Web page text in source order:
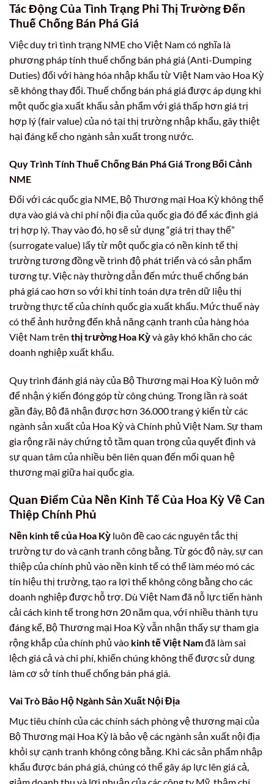
Tác Động Của Tình Trạng Phi Thị Trường Đến
Thuế Chống Bán Phá Giá
Việc duy trì tình trạng NME cho Việt Nam có nghĩa là
phương pháp tính thuế chống bán phá giá (Anti-Dumping
Duties) đối với hàng hóa nhập khẩu từ Việt Nam vào Hoa Kỳ
sẽ không thay đổi. Thuế chống bán phá giá được áp dụng khi
một quốc gia xuất khẩu sản phẩm với giá thấp hơn giá trị
hợp lý (fair value) của nó tại thị trường nhập khẩu, gây thiệt
hại đáng kể cho ngành sản xuất trong nước.
Quy Trình Tính Thuế Chống Bán Phá Giá Trong Bối Cảnh
NME
Đối với các quốc gia NME, Bộ Thương mại Hoa Kỳ không thể
dựa vào giá và chi phí nội địa của quốc gia đó để xác định giá
trị hợp lý. Thay vào đó, họ sẽ sử dụng “giá trị thay thế”
(surrogate value) lấy từ một quốc gia có nền kinh tế thị
trường tương đồng về trình độ phát triển và có sản phẩm
tương tự. Việc này thường dẫn đến mức thuế chống bán
phá giá cao hơn so với khi tính toán dựa trên dữ liệu thị
trường thực tế của chính quốc gia xuất khẩu. Mức thuế này
có thể ảnh hưởng đến khả năng cạnh tranh của hàng hóa
Việt Nam trên thị trường Hoa Kỳvà gây khó khăn cho các
doanh nghiệp xuất khẩu.
Quy trình đánh giá này của Bộ Thương mại Hoa Kỳ luôn mở
để nhận ý kiến đóng góp từ công chúng. Trong lần rà soát
gần đây, Bộ đã nhận được hơn 36.000 trang ý kiến từ các
ngành sản xuất của Hoa Kỳ và Chính phủ Việt Nam. Sự tham
gia rộng rãi này chứng tỏ tầm quan trọng của quyết định và
sự quan tâm của nhiều bên liên quan đến mối quan hệ
thương mại giữa hai quốc gia.
Quan Điểm Của Nền Kinh Tế Của Hoa Kỳ Về Can
Thiệp Chính Phủ
Nền kinh tế của Hoa Kỳ luôn đề cao các nguyên tắc thị
trường tự do và cạnh tranh công bằng. Từ góc độ này, sự can
thiệp của chính phủ vào nền kinh tế có thể làm méo mó các
tín hiệu thị trường, tạo ra lợi thế không công bằng cho các
doanh nghiệp được hỗ trợ. Dù Việt Nam đã nỗ lực tiến hành
cải cách kinh tế trong hơn 20 năm qua, với nhiều thành tựu
đáng kể, Bộ Thương mại Hoa Kỳ vẫn nhận thấy sự tham gia
rộng khắp của chính phủ vào kinh tế Việt Namđã làm sai
lệch giá cả và chi phí, khiến chúng không thể được sử dụng
làm cơ sở tính thuế chống bán phá giá.
Vai Trò Bảo Hộ Ngành Sản Xuất Nội Địa
Mục tiêu chính của các chính sách phòng vệ thương mại của
Bộ Thương mại Hoa Kỳ là bảo vệ các ngành sản xuất nội địa
khỏi sự cạnh tranh không công bằng. Khi các sản phẩm nhập
khẩu được bán phá giá, chúng có thể gây áp lực lên giá cả,